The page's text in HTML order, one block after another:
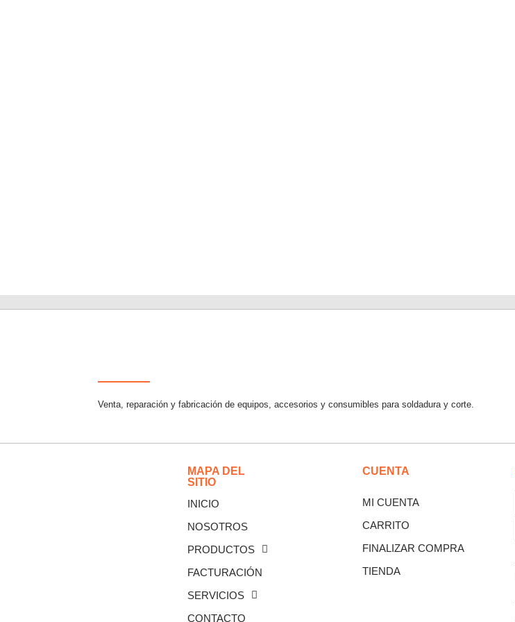
Venta, reparación y fabricación de equipos, accesorios y consumibles para soldadura y corte.
MAPA DEL
SITIO
INICIO
NOSOTROS
PRODUCTOS
FACTURACIÓN
SERVICIOS
CONTACTO
CUENTA
MI CUENTA
CARRITO
FINALIZAR COMPRA
TIENDA